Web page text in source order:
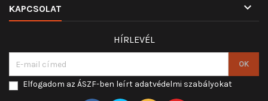
KAPCSOLAT 
HÍRLEVÉL
Elfogadom az ÁSZF-ben leírt adatvédelmi szabályokat